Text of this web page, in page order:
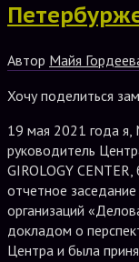
Автор Майя
Хочу поделиться
19 мая 2021 года я,
руководитель
GIROLOGY
отчетное
организаций
докладом о
Центра и была